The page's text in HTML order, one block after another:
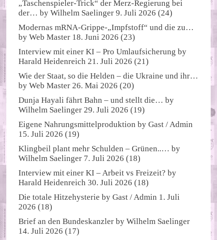
„Taschenspieler-Trick“ der Merz-Regierung bei
der… byWilhelm Saelinger 9. Juli 2026 (24)
Modernas mRNA-Grippe-„Impfstoff“ und die zu…
byWeb Master 18. Juni 2026 (23)
Interview mit einer KI – Pro Umlaufsicherung by
Harald Heidenreich 21. Juli 2026 (21)
Wie der Staat, so die Helden – die Ukraine und ihr…
byWeb Master 26. Mai 2026 (20)
Dunja Hayali fährt Bahn – und stellt die… by
Wilhelm Saelinger 29. Juli 2026 (19)
Eigene Nahrungsmittelproduktion byGast / Admin
15. Juli 2026 (19)
Klingbeil plant mehr Schulden – Grünen..… by
Wilhelm Saelinger 7. Juli 2026 (18)
Interview mit einer KI – Arbeit vs Freizeit? by
Harald Heidenreich 30. Juli 2026 (18)
Die totale Hitzehysterie byGast / Admin 1. Juli
2026 (18)
Brief an den Bundeskanzler byWilhelm Saelinger
14. Juli 2026 (17)